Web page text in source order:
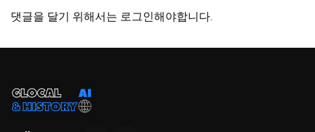
댓글을 달기 위해서는 로그인해야합니다.